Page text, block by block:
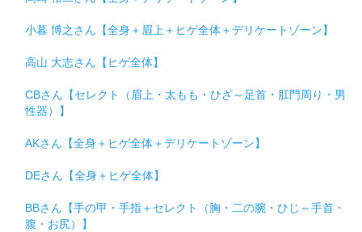
小暮 博之さん【全身＋眉上＋ヒゲ全体＋デリケートゾーン】
高山 大志さん【ヒゲ全体】
CBさん【セレクト（眉上・太もも・ひざ～足首・肛門周り・男
性器）】
AKさん【全身＋ヒゲ全体＋デリケートゾーン】
DEさん【全身＋ヒゲ全体】
BBさん【手の甲・手指＋セレクト（胸・二の腕・ひじ～手首・
腹・お尻）】